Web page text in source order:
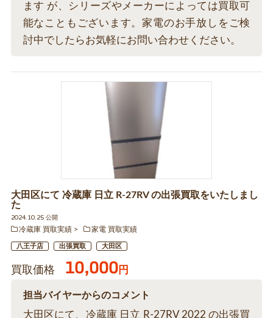
ます が、シリーズやメーカーによっては買取可
能なこともございます。家電のお手放しをご検
討中でしたらお気軽にお問い合わせください。
大田区にて 冷蔵庫 日立 R-27RV の出張買取をいたしまし
た
2024.10.25 公開
冷蔵庫 買取実績
家電 買取実績
八王子店 出張買取 大田区
買取価格 10,000円
担当バイヤーからのコメント
大田区にて、冷蔵庫 日立 R-27RV 2022 の出張買